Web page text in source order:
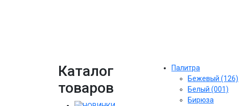
Каталог
товаров
Палитра
Бежевый (126)
Белый (001)
Бирюза